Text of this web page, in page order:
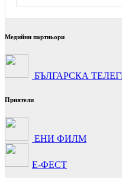
Медийни партньори
БЪЛГАРСКА
Приятели
ЕНИ ФИЛМ
Е-ФЕСТ